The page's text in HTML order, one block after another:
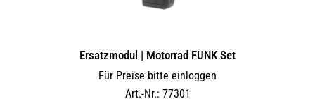
Ersatzmodul | Motorrad FUNK Set
Für Preise bitte einloggen
Art.-Nr.: 77301